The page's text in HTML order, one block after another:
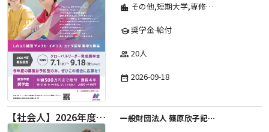
location_city その他,短期大学,専修学校,高等専門学校,高等学校,大学院,大学
school奨学金-給付
group 20人
date_range 2026-09-18
【社会人】2026年度 しのはら財団 アメリカ・イギリス・カナダ英語留学奨学金
一般財団法人 篠原欣子記念財団 (海外留学奨学金グループ)